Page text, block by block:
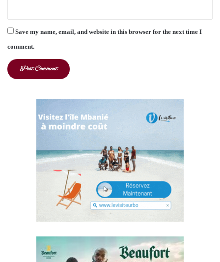
Save my name, email, and website in this browser for the next time I
comment.